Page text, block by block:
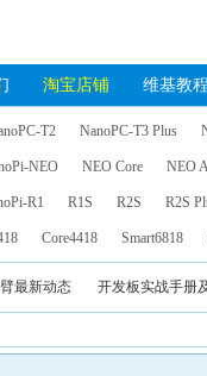
淘宝店铺 维基教程
T2 NanoPC-T3 Plus
NEO NEO Core NEO
R1 R1S R2S R2S
Core4418 Smart6818
最新动态 开发板实战手册